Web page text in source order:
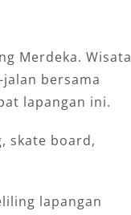
Merdeka. Wisata
bersama
lapangan ini.
skate board,
lapangan